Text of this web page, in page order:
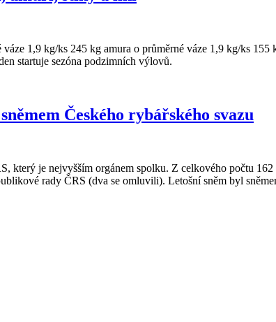
1,9 kg/ks 245 kg amura o průměrné váze 1,9 kg/ks
startuje sezóna podzimních výlovů.
Českého rybářského svazu
který je nejvyšším orgánem spolku. Z celkového počtu
rady ČRS (dva se omluvili). Letošní sněm byl